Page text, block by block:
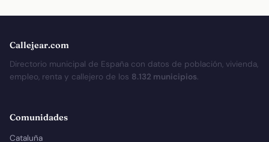
Callejear.com
Directorio municipal de España con datos de población, vivienda,
empleo, renta y callejero de los 8.132 municipios.
Comunidades
Cataluña